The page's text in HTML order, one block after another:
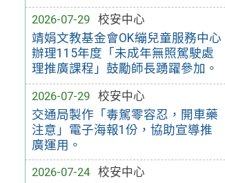
2026-07-29
校安中心
靖娟文教基金會OK繃兒童服務中心
辦理115年度「未成年無照駕駛處
理推廣課程」鼓勵師長踴躍參加。
2026-07-29
校安中心
交通局製作「毒駕零容忍，開車藥
注意」電子海報1份，協助宣導推
廣運用。
2026-07-24
校安中心